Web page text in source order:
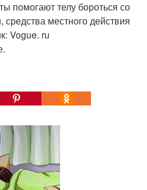
помогают телу бороться со
местного действия
Vogue. ru